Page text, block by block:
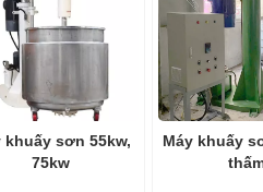
máy khuấy sơn
thiếu trong quy trình sơn nhà,
mục đích, không chỉ để khuấy sơn
khuấy sơn 55kw,
75kw
Máy khuấy